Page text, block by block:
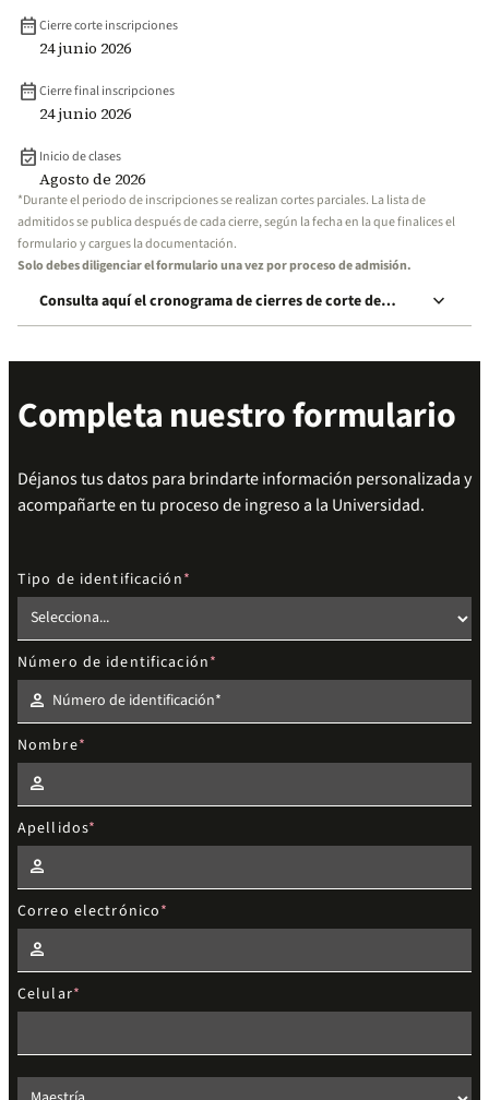
date_rangeCierre corte inscripciones
24 junio 2026
date_rangeCierre final inscripciones
24 junio 2026
event_available Inicio de clases
Agosto de 2026
*Durante el periodo de inscripciones se realizan cortes parciales. La lista de
admitidos se publica después de cada cierre, según la fecha en la que finalices el
formulario y cargues la documentación.
Solo debes diligenciar el formulario una vez por proceso de admisión.
Consulta aquí el cronograma de cierres de corte de
inscripción
keyboard_arrow_down
Completa nuestro formulario
Déjanos tus datos para brindarte información personalizada y
acompañarte en tu proceso de ingreso a la Universidad.
Tipo de identificación
Número de identificación
Nombre
Apellidos
Correo electrónico
Celular
Elige el nivel de estudios